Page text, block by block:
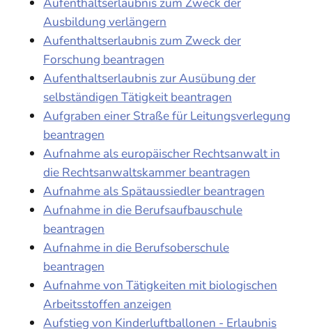
Ausbildung verlängern
Aufenthaltserlaubnis zum Zweck der
Forschung beantragen
Aufenthaltserlaubnis zur Ausübung der
selbständigen Tätigkeit beantragen
Aufgraben einer Straße für Leitungsverlegung
beantragen
Aufnahme als europäischer Rechtsanwalt in
die Rechtsanwaltskammer beantragen
Aufnahme als Spätaussiedler beantragen
Aufnahme in die Berufsaufbauschule
beantragen
Aufnahme in die Berufsoberschule
beantragen
Aufnahme von Tätigkeiten mit biologischen
Arbeitsstoffen anzeigen
Aufstieg von Kinderluftballonen - Erlaubnis